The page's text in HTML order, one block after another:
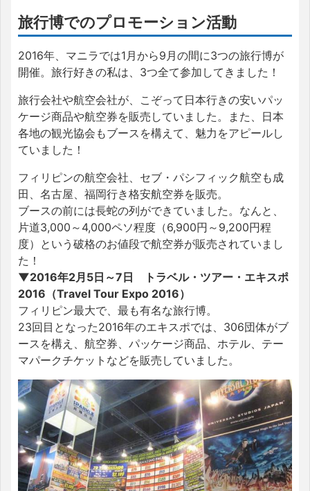
旅行博でのプロモーション活動
2016年、マニラでは1月から9月の間に3つの旅行博が
開催。旅行好きの私は、3つ全て参加してきました！
旅行会社や航空会社が、こぞって日本行きの安いパッ
ケージ商品や航空券を販売していました。また、日本
各地の観光協会もブースを構えて、魅力をアピールし
ていました！
フィリピンの航空会社、セブ・パシフィック航空も成
田、名古屋、福岡行き格安航空券を販売。
ブースの前には長蛇の列ができていました。なんと、
片道3,000～4,000ペソ程度（6,900円～9,200円程
度）という破格のお値段で航空券が販売されていまし
た！
▼2016年2月5日～7日 トラベル・ツアー・エキスポ
2016（Travel Tour Expo 2016）
フィリピン最大で、最も有名な旅行博。
23回目となった2016年のエキスポでは、306団体がブ
ースを構え、航空券、パッケージ商品、ホテル、テー
マパークチケットなどを販売していました。